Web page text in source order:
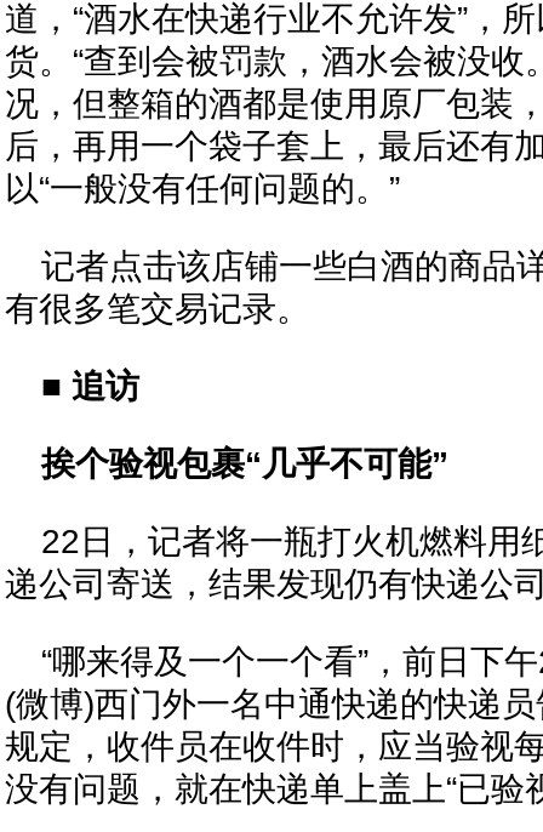
道，“酒水在快递行业不允许发”，
货。“查到会被罚款，酒水会被没收
况，但整箱的酒都是使用原厂包装
后，再用一个袋子套上，最后还有
以“一般没有任何问题的。”
记者点击该店铺一些白酒的商品
有很多笔交易记录。
■ 追访
挨个验视包裹“几乎不可能”
22日，记者将一瓶打火机燃料用
递公司寄送，结果发现仍有快递公
“哪来得及一个一个看”，前日下
(微博)西门外一名中通快递的快递
规定，收件员在收件时，应当验视
没有问题，就在快递单上盖上“已验